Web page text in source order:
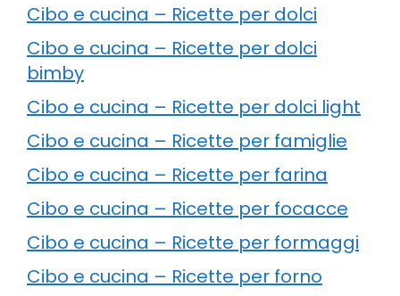
Cibo e cucina – Ricette per dolci
Cibo e cucina – Ricette per dolci
bimby
Cibo e cucina – Ricette per dolci light
Cibo e cucina – Ricette per famiglie
Cibo e cucina – Ricette per farina
Cibo e cucina – Ricette per focacce
Cibo e cucina – Ricette per formaggi
Cibo e cucina – Ricette per forno